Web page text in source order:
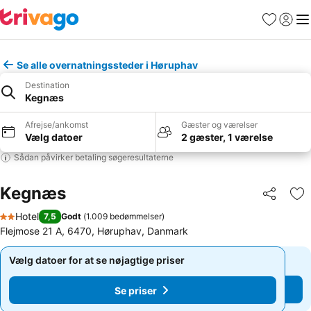
Favoritter
Log ind
Se alle overnatningssteder i Høruphav
Destination
Kegnæs
Afrejse/ankomst
Vælg datoer
Gæster og værelser
2 gæster, 1 værelse
Sådan påvirker betaling søgeresultaterne
Kegnæs Del
2 Stjerner
Hotel 7,5 Godt (1.009 bedømmelser)
Flejmose 21 A, 6470, Høruphav, Danmark
Vælg datoer for at se nøjagtige priser
Se priser
Vælg datoer for at se nøjagtige priser
Se priser